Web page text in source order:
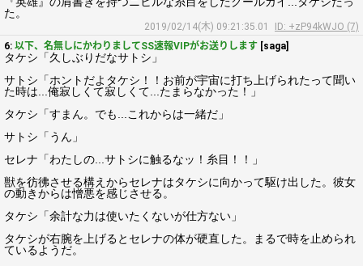
た。
2019/02/14(木) 09:21:35.01
ID: +zP94kWJO (7)
6: 以下、名無しにかわりましてSS速報VIPがお送りします [saga]
タケシ「久しぶりだなサトシ」
サトシ「ホントだよタケシ！！お前が宇宙に打ち上げられたって聞い
た時は...俺寂しくて寂しくて...たまらなかった！」
タケシ「すまん。でも...これからは一緒だ」
サトシ「うん」
セレナ「わたしの...サトシに触るなッ！糸目！！」
獣を彷彿させる構えからセレナはタケシに向かって駆け出した。彼女
の動きからは憎悪を感じさせる。
タケシ「余計な力は使いたくないが仕方ない」
タケシが右腕を上げるとセレナの体が硬直した。まるで時を止められ
ているようだ。